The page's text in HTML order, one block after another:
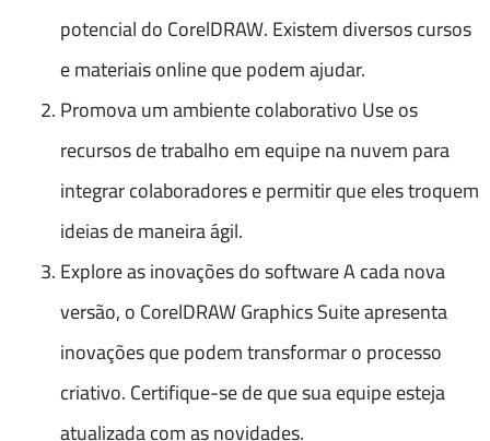
potencial do CorelDRAW. Existem diversos cursos
e materiais online que podem ajudar.
Promova um ambiente colaborativo Use os
recursos de trabalho em equipe na nuvem para
integrar colaboradores e permitir que eles troquem
ideias de maneira ágil.
Explore as inovações do software A cada nova
versão, o CorelDRAW Graphics Suite apresenta
inovações que podem transformar o processo
criativo. Certifique-se de que sua equipe esteja
atualizada com as novidades.